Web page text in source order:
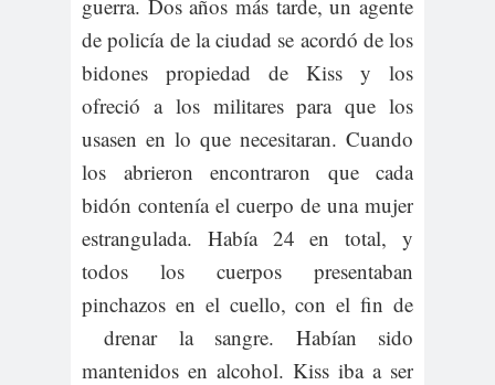
guerra. Dos años más tarde, un agente
de policía de la ciudad se acordó de los
bidones propiedad de Kiss y los
ofreció a los militares para que los
usasen en lo que necesitaran. Cuando
los abrieron encontraron que cada
bidón contenía el cuerpo de una mujer
estrangulada. Había 24 en total, y
todos los cuerpos presentaban
pinchazos en el cuello, con el fin de
drenar la sangre. Habían sido
mantenidos en alcohol. Kiss iba a ser